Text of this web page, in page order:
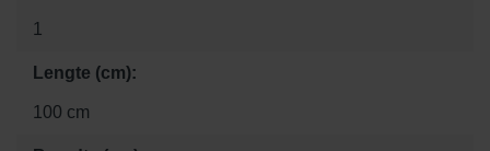
1
Lengte (cm):
100 cm